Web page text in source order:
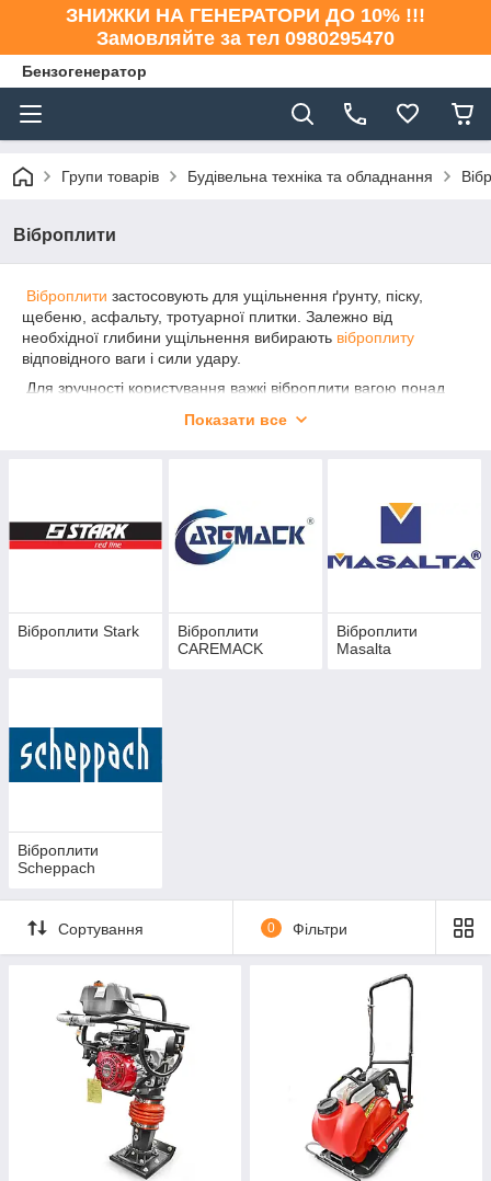
ЗНИЖКИ НА ГЕНЕРАТОРИ ДО 10% !!!
Замовляйте за тел 0980295470
Бензогенератор
Групи товарів Будівельна техніка та обладнання
Віброплити
Віброплити застосовують для ущільнення ґрунту, піску,
щебеню, асфальту, тротуарної плитки. Залежно від
необхідної глибини ущільнення вибирають віброплиту
відповідного ваги і сили удару.
Для зручності користування важкі віброплити вагою понад
змінювати напрямок руху без розвороту.
Наявність у комплектації гумового або поліуретанового
килимка дозволяє ущільнювати без пошкодження тротуарну
надійні і довговічні двигуни Loncin (Китай), Honda (Японія)
або Briggs&Stratton (США).
Показати все
Віброплити Stark
Віброплити
CAREMACK
Віброплити
Masalta
Віброплити
Scheppach
Сортування 0 Фільтри